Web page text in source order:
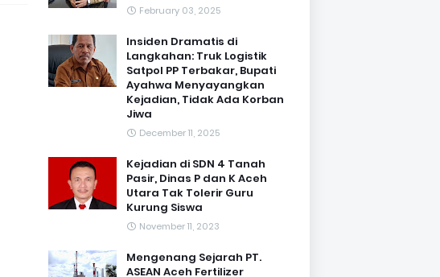
February 03, 2025
Insiden Dramatis di
Langkahan: Truk Logistik
Satpol PP Terbakar, Bupati
Ayahwa Menyayangkan
Kejadian, Tidak Ada Korban
Jiwa
December 11, 2025
Kejadian di SDN 4 Tanah
Pasir, Dinas P dan K Aceh
Utara Tak Tolerir Guru
Kurung Siswa
November 11, 2023
Mengenang Sejarah PT.
ASEAN Aceh Fertilizer